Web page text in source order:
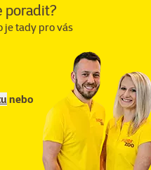
poradit?
je tady pro vás
nebo